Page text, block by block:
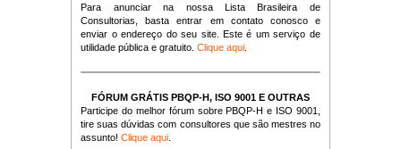
Para anunciar na nossa Lista Brasileira de
Consultorias, basta entrar em contato conosco e
enviar o endereço do seu site. Este é um serviço de
utilidade pública e gratuito.Clique aqui
FÓRUM GRÁTIS PBQP-H, ISO 9001 E OUTRAS
Participe do melhor fórum sobre PBQP-H e ISO 9001,
tire suas dúvidas com consultores que são mestres no
assunto!Clique aqui